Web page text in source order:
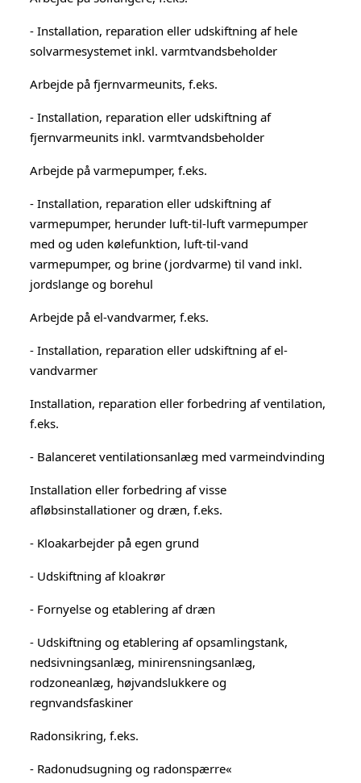
- Installation, reparation eller udskiftning af hele
solvarmesystemet inkl. varmtvandsbeholder
Arbejde på fjernvarmeunits, f.eks.
- Installation, reparation eller udskiftning af
fjernvarmeunits inkl. varmtvandsbeholder
Arbejde på varmepumper, f.eks.
- Installation, reparation eller udskiftning af
varmepumper, herunder luft-til-luft varmepumper
med og uden kølefunktion, luft-til-vand
varmepumper, og brine (jordvarme) til vand inkl.
jordslange og borehul
Arbejde på el-vandvarmer, f.eks.
- Installation, reparation eller udskiftning af el-
vandvarmer
Installation, reparation eller forbedring af ventilation,
f.eks.
- Balanceret ventilationsanlæg med varmeindvinding
Installation eller forbedring af visse
afløbsinstallationer og dræn, f.eks.
- Kloakarbejder på egen grund
- Udskiftning af kloakrør
- Fornyelse og etablering af dræn
- Udskiftning og etablering af opsamlingstank,
nedsivningsanlæg, minirensningsanlæg,
rodzoneanlæg, højvandslukkere og
regnvandsfaskiner
Radonsikring, f.eks.
- Radonudsugning og radonspærre«